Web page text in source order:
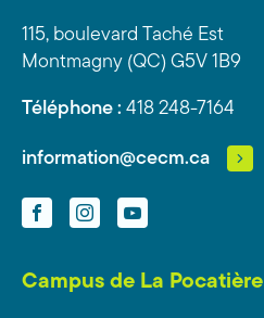
115, boulevard Taché Est
Montmagny (QC) G5V 1B9
Téléphone : 418 248-7164
information@cecm.ca
FacebookInstagramYouTube
Campus de La Pocatière